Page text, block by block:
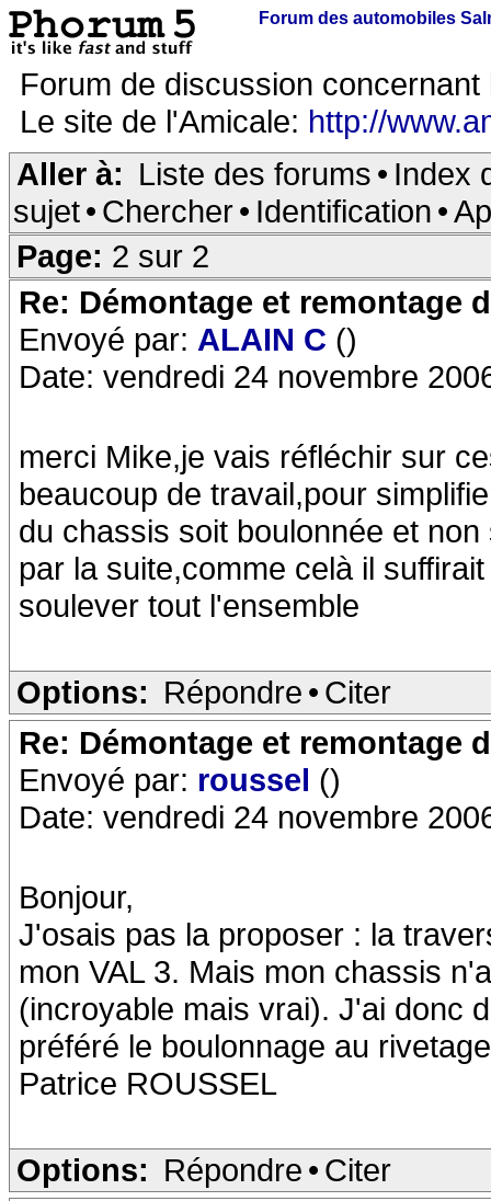
Forum des automobiles
Forum de discussion
Le site de l'Amicale: http://
Aller à: Liste des forums • Index
sujet• Chercher• Identification •
Page: 2 sur 2
Re: Démontage et remontage
Envoyé par: ALAIN C ()
Date: vendredi 24 novembre
merci Mike,je vais réfléchir sur
beaucoup de travail,pour
du chassis soit boulonnée et
par la suite,comme celà il
soulever tout l'ensemble
Options: Répondre • Citer
Re: Démontage et remontage
Envoyé par: roussel ()
Date: vendredi 24 novembre
Bonjour,
J'osais pas la proposer : la
mon VAL 3. Mais mon chassis
(incroyable mais vrai). J'ai donc
préféré le boulonnage au
Patrice ROUSSEL
Options: Répondre • Citer